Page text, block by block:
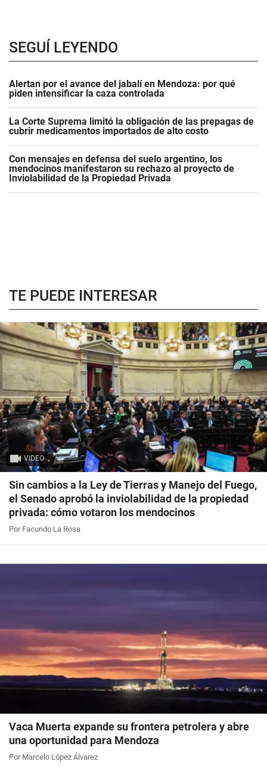
SEGUÍ LEYENDO
Alertan por el avance del jabalí en Mendoza: por qué
piden intensificar la caza controlada
La Corte Suprema limitó la obligación de las prepagas de
cubrir medicamentos importados de alto costo
Con mensajes en defensa del suelo argentino, los
mendocinos manifestaron su rechazo al proyecto de
Inviolabilidad de la Propiedad Privada
TE PUEDE INTERESAR
VIDEO
Sin cambios a la Ley de Tierras y Manejo del Fuego,
el Senado aprobó la inviolabilidad de la propiedad
privada: cómo votaron los mendocinos
Por Facundo La Rosa
Vaca Muerta expande su frontera petrolera y abre
una oportunidad para Mendoza
Por Marcelo López Álvarez